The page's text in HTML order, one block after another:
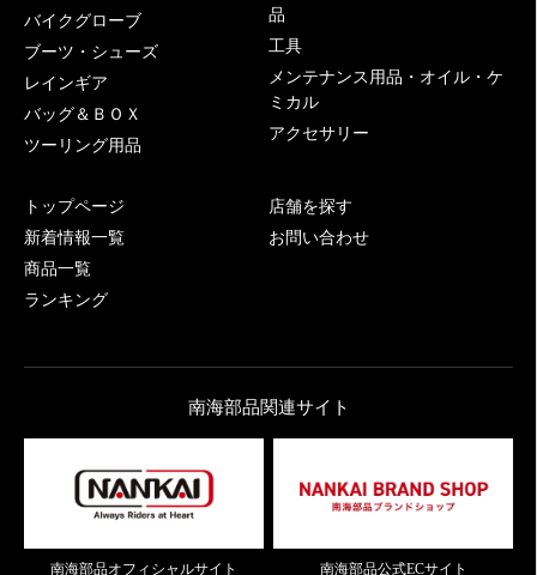
バイクグローブ
ブーツ・シューズ
レインギア
バッグ＆ＢＯＸ
ツーリング用品
品
工具
メンテナンス用品・オイル・ケ
ミカル
アクセサリー
トップページ
新着情報一覧
商品一覧
ランキング
店舗を探す
お問い合わせ
南海部品関連サイト
南海部品オフィシャルサイト 南海部品公式ECサイト